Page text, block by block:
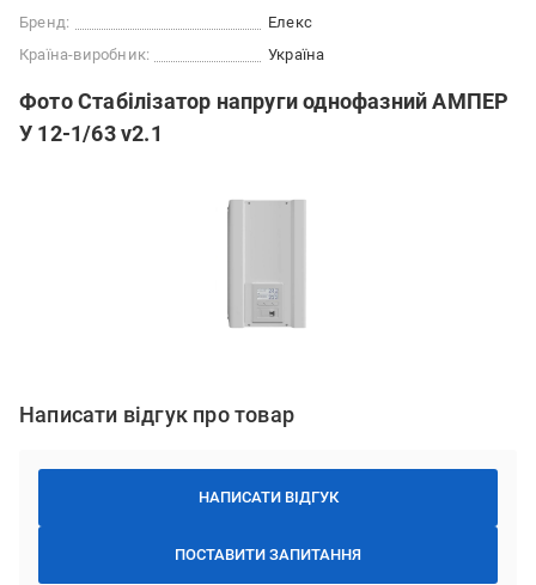
Бренд:
Елекс
Країна-виробник:
Україна
Фото Стабілізатор напруги однофазний АМПЕР
У 12-1/63 v2.1
Написати відгук про товар
НАПИСАТИ ВІДГУК
ПОСТАВИТИ ЗАПИТАННЯ